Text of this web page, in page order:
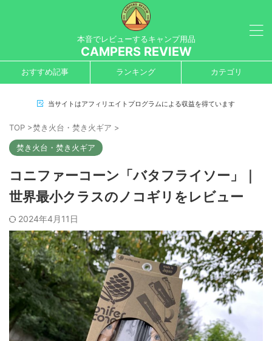
本音でレビューするキャンプ用品
CAMPERS REVIEW
おすすめ記事 ランキング カテゴリ
当サイトはアフィリエイトプログラムによる収益を得ています
TOP >焚き火台・焚き火ギア >
焚き火台・焚き火ギア
コニファーコーン「バタフライソー」｜
世界最小クラスのノコギリをレビュー
2024年4月11日